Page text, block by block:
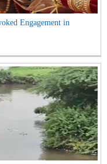
Engagement in